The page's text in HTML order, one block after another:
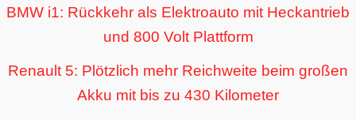
BMW i1: Rückkehr als Elektroauto mit Heckantrieb
und 800 Volt Plattform
Renault 5: Plötzlich mehr Reichweite beim großen
Akku mit bis zu 430 Kilometer